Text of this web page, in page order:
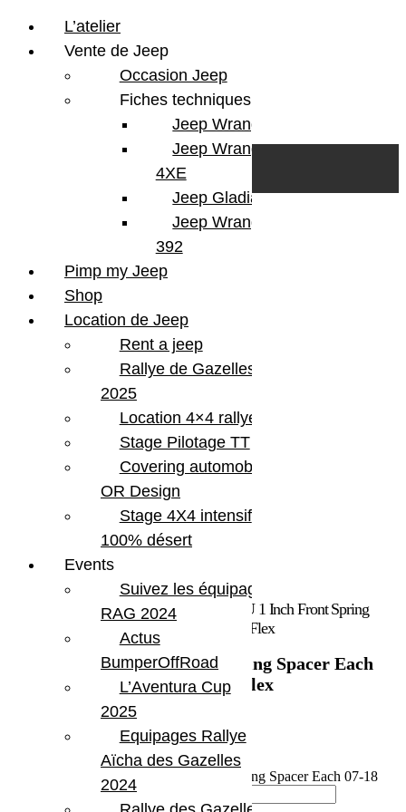
Marques/Teraflex/ Jeep JK/JKU 1 Inch Front Spring
Spacer Each 07-18 Wrangler JK/JKU TeraFlex
Jeep JK/JKU 1 Inch Front Spring Spacer Each
07-18 Wrangler JK/JKU TeraFlex
quantité de Jeep JK/JKU 1 Inch Front Spring Spacer Each 07-18
Wrangler JK/JKU TeraFlex
L’atelier
Vente de Jeep
Occasion Jeep
Fiches techniques
Jeep Wrangler JL
Jeep Wrangler
4XE
Jeep Gladiator
Jeep Wrangler V8
392
Pimp my Jeep
Shop
Location de Jeep
Rent a jeep
Rallye de Gazelles
2025
Location 4×4 rallye
Stage Pilotage TT
Covering automobile –
OR Design
Stage 4X4 intensif
100% désert
Events
Suivez les équipages
RAG 2024
Actus
BumperOffRoad
L’Aventura Cup
2025
Equipages Rallye
Aïcha des Gazelles
2024